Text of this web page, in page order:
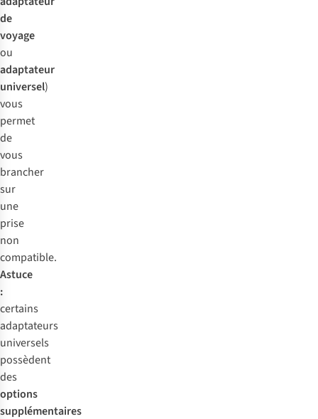
de
voyage
ou
adaptateur
universel)
vous
permet
de
vous
brancher
sur
une
prise
non
compatible.
Astuce
:
certains
adaptateurs
universels
possèdent
des
options
supplémentaires